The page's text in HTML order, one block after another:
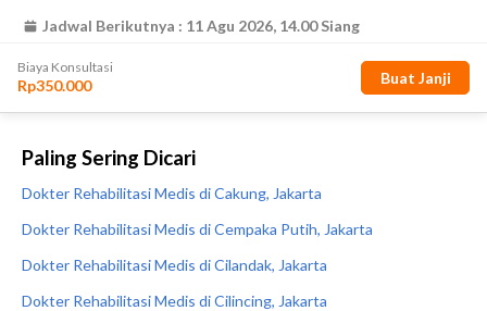
Paling Sering Dicari
Dokter Rehabilitasi Medis di Cakung, Jakarta
Dokter Rehabilitasi Medis di Cempaka Putih, Jakarta
Dokter Rehabilitasi Medis di Cilandak, Jakarta
Dokter Rehabilitasi Medis di Cilincing, Jakarta